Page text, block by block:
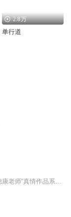
2.8万
单行道